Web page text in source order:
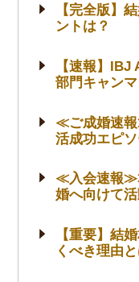
【完全版】
ントは？
【速報】
部門キャン
≪ご成婚速報
活成功エピ
≪入会速報
婚へ向けて活
【重要】結
くべき理由